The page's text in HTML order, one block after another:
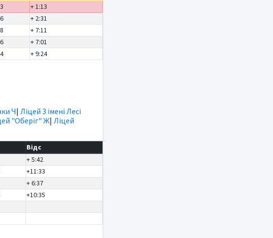
+ 1:13
+ 2:31
+ 7:11
+ 7:01
+ 9:24
Ч| Ліцей 3 імені Лесі
"Оберіг" Ж| Ліцей
Відс
+ 5:42
+11:33
+ 6:37
+10:35